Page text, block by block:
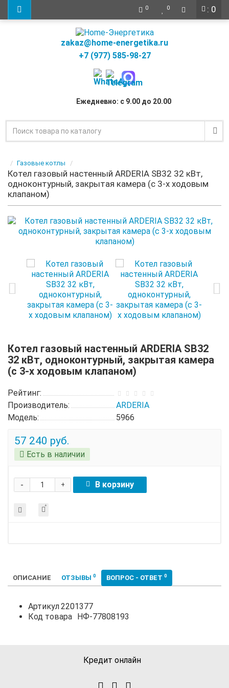
: 0
0 0
zakaz@home-energetika.ru
+7 (977) 585-98-27
Ежедневно: с 9.00 до 20.00
Газовые котлы
Котел газовый настенный ARDERIA SB32 32 кВт,
одноконтурный, закрытая камера (с 3-х ходовым
клапаном)
Котел газовый настенный ARDERIA SB32
32 кВт, одноконтурный, закрытая камера
(с 3-х ходовым клапаном)
Рейтинг:
Производитель:
ARDERIA
Модель:
5966
57 240 руб.
Есть в наличии
+
- В корзину
ОПИСАНИЕ ОТЗЫВЫ 0 ВОПРОС - ОТВЕТ 0
Артикул2201377
Код товара НФ-77808193
Кредит онлайн